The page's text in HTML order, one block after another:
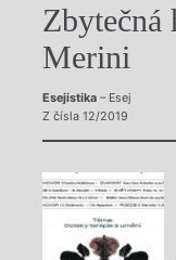
Zbytečná
Merini
Esejistika– Esej
Z čísla 12/2019